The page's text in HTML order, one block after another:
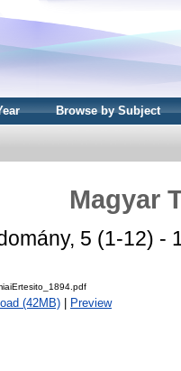
Browse by Subject
Magyar
5 (1-12) -
(42MB) Preview